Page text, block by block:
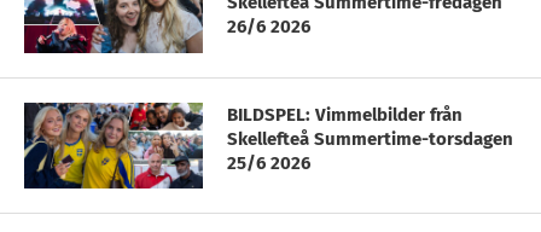
26/6 2026
BILDSPEL: Vimmelbilder från
Skellefteå Summertime-torsdagen
25/6 2026